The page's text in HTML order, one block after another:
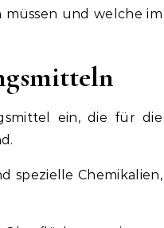
müssen und welche im
ein, die für die
spezielle Chemikalien,